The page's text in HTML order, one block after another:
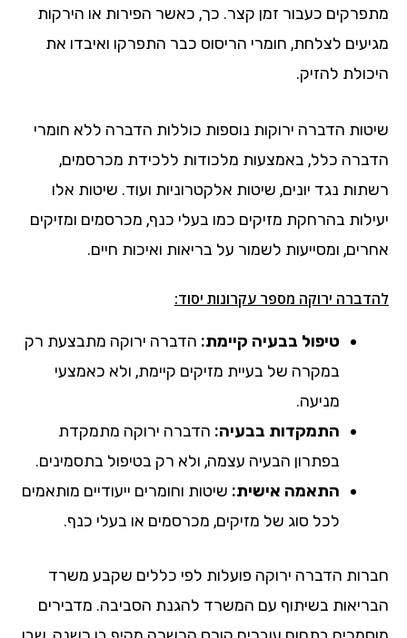
מתפרקים כעבור זמן קצר. כך, כאשר הפירות או הירקות
מגיעים לצלחת, חומרי הריסוס כבר התפרקו ואיבדו את
היכולת להזיק.
שיטות הדברה ירוקות נוספות כוללות הדברה ללא חומרי
הדברה כלל, באמצעות מלכודות ללכידת מכרסמים,
רשתות נגד יונים, שיטות אלקטרוניות ועוד. שיטות אלו
יעילות בהרחקת מזיקים כמו בעלי כנף, מכרסמים ומזיקים
אחרים, ומסייעות לשמור על בריאות ואיכות חיים.
להדברה ירוקה מספר עקרונות יסוד:
טיפול בבעיה קיימת: הדברה ירוקה מתבצעת רק
במקרה של בעיית מזיקים קיימת, ולא כאמצעי
מניעה.
התמקדות בבעיה: הדברה ירוקה מתמקדת
בפתרון הבעיה עצמה, ולא רק בטיפול בתסמינים.
התאמה אישית: שיטות וחומרים ייעודיים מותאמים
לכל סוג של מזיקים, מכרסמים או בעלי כנף.
חברות הדברה ירוקה פועלות לפי כללים שקבע משרד
הבריאות בשיתוף עם המשרד להגנת הסביבה. מדבירים